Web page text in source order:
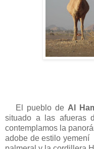
El pueblo de Al
situado a las afueras
contemplamos la
adobe de estilo yemení